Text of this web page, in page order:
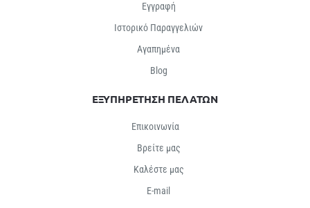
Εγγραφή
Ιστορικό Παραγγελιών
Αγαπημένα
Βlog
ΕΞΥΠΗΡΕΤΗΣΗ ΠΕΛΑΤΩΝ
Επικοινωνία
Βρείτε μας
Καλέστε μας
E-mail